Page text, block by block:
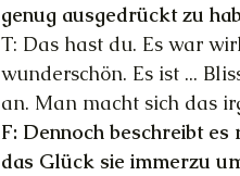
genug ausgedrückt zu
T: Das hast du. Es war
wunderschön. Es ist ...
an. Man macht sich das
F: Dennoch beschreibt
das Glück sie immerzu